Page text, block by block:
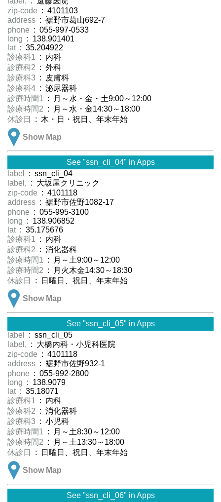
zip-code : 4101103
address : 裾野市葛山692-7
phone : 055-997-0533
long : 138.901401
lat : 35.204922
診療科1 : 内科
診療科2 : 外科
診療科3 : 皮膚科
診療科4 : 泌尿器科
診療時間1 : 月～水・金・土9:00～12:00
診療時間2 : 月～水・金14:30～18:00
休診日
: 木・日・祝日、年末年始
Show Map
See "ssn_cli_04" in Apps
label
: ssn_cli_04
label, : 大坂屋クリニック
zip-code : 4101118
address : 裾野市佐野1082-17
phone : 055-995-3100
long : 138.906852
lat : 35.175676
診療科1 : 内科
診療科2 : 消化器科
診療時間1 : 月～土9:00～12:00
診療時間2 : 月火木金14:30～18:30
休診日
: 日曜日、祝日、年末年始
Show Map
See "ssn_cli_05" in Apps
label
: ssn_cli_05
label, : 大橋内科・小児科医院
zip-code : 4101118
address : 裾野市佐野932-1
phone : 055-992-2800
long : 138.9079
lat : 35.18071
診療科1 : 内科
診療科2 : 消化器科
診療科3 : 小児科
診療時間1 : 月～土8:30～12:00
診療時間2 : 月～土13:30～18:00
休診日
: 日曜日、祝日、年末年始
Show Map
See "ssn_cli_06" in Apps